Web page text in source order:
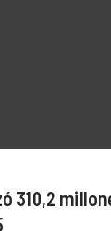
310,2